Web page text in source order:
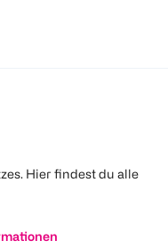
Hier findest du alle